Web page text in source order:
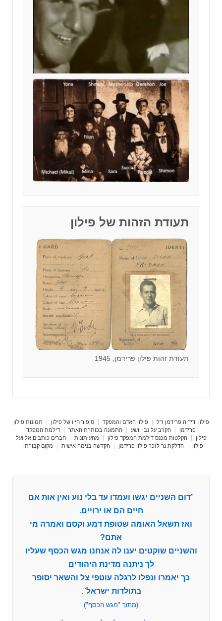
תעודת הזהות של פילון
תעודת זהות פילון פרידמן, 1945
פילון ידידיה פרידמן ז"ל פילון האדם והמפקד סיפור חייו של פילון
תמונות פילון
פרידמן
הקרב על נבי יושע התמונה בכותרת האתר
דילמת המפקד
פילון
הקלטות מכנס דילמת המפקד פילון מהעיתונות
חברים כותבים אל ועל
פילון
הדלקת נר לזכר פילון פרידמן הקדשה בנימה אישית מקום קבורתו
"דום השניים יגשו ועמדו עד בלי נוע ואין אות אם
חיים הם או ירויים.
ואז תשאל האומה שטופת דמע וקסם ואמרה מי
אתם?
והשניים שוקטים יענו לה אנחנו מגש הכסף שעליו
לך ניתנה מדינת היהודים
כך יאמרו ונפלו לרגלה עוטפי צל והשאר יסופר
בתולדות ישראל".
(מתוך "מגש הכסף")